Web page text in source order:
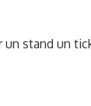
un stand un